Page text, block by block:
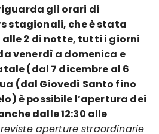
gli orari di
stagionali, che è stata
alle 2 di notte, tutti i giorni
venerdì a domenica e
(dal 7 dicembre al 6
(dal Giovedì Santo fino
è possibile l’apertura dei
dalle 12:30 alle
aperture straordinarie